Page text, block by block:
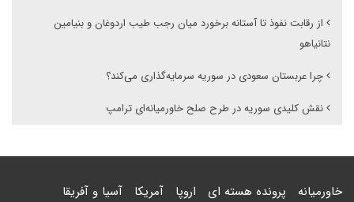
از رقابت نفوذ تا آستانه برخورد میان رجب طیب اردوغان و بنیامین
نتانیاهو
چرا عربستان سعودی در سوریه سرمایه‌گذاری می‌کند؟
نقش کلیدی سوریه در طرح صلح خاورمیانه‌ای ترامپ
خاورمیانه پرونده هسته ای اروپا آمریکا آسیا و آفریقا